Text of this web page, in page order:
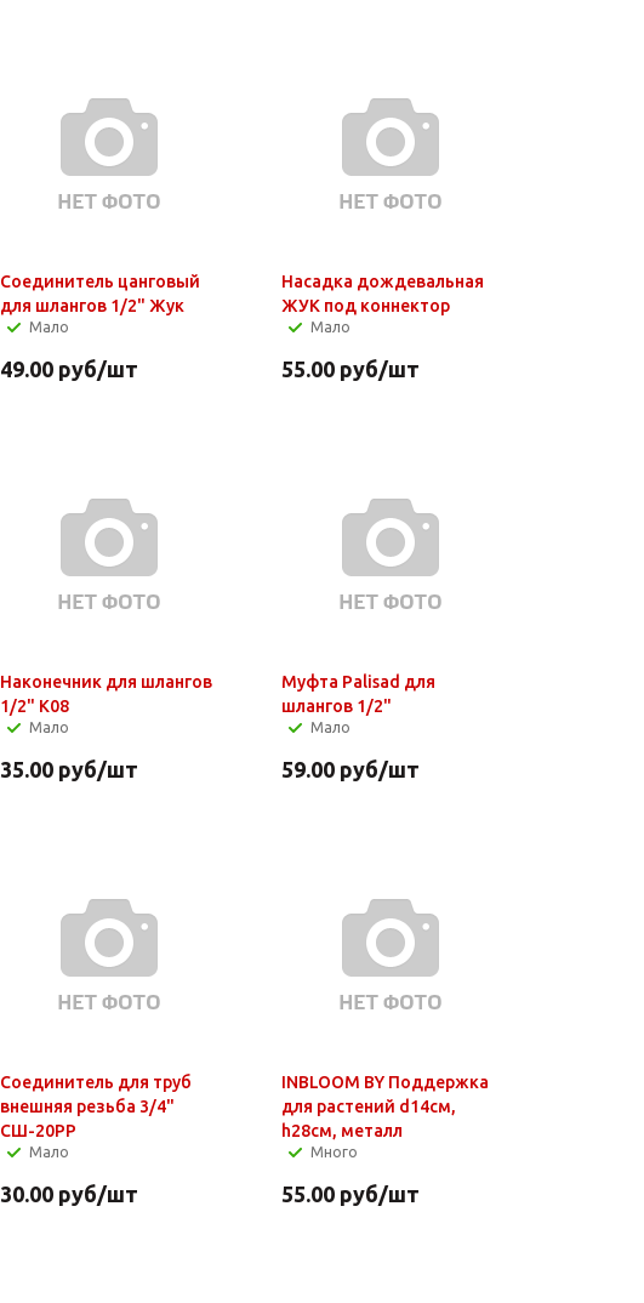
Соединитель цанговый
для шлангов 1/2" Жук
Мало
49.00 руб/шт
Насадка дождевальная
ЖУК под коннектор
Мало
55.00руб/шт
Наконечник для шлангов
1/2" К08
Мало
35.00 руб/шт
Муфта Palisad для
шлангов 1/2"
Мало
59.00руб/шт
Соединитель для труб
внешняя резьба 3/4"
СШ-20РР
Мало
30.00 руб/шт
INBLOOM BY Поддержка
для растений d14см,
h28см, металл
Много
55.00руб/шт